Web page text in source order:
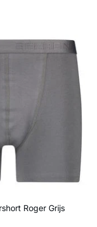
Roger Grijs